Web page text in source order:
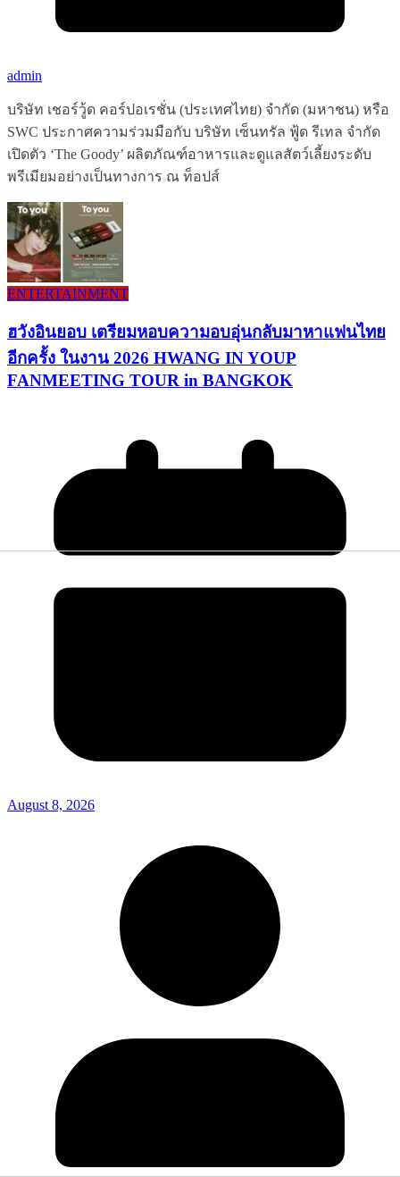
admin
บริษัท เชอร์วู้ด คอร์ปอเรชั่น (ประเทศไทย) จำกัด (มหาชน) หรือ
SWC ประกาศความร่วมมือกับ บริษัท เซ็นทรัล ฟู้ด รีเทล จำกัด
เปิดตัว ‘The Goody’ ผลิตภัณฑ์อาหารและดูแลสัตว์เลี้ยงระดับ
พรีเมียมอย่างเป็นทางการ ณ ท็อปส์
ENTERTAINMENT
ฮวังอินยอบ เตรียมหอบความอบอุ่นกลับมาหาแฟนไทย
อีกครั้ง ในงาน 2026 HWANG IN YOUP
FANMEETING TOUR in BANGKOK
August 8, 2026